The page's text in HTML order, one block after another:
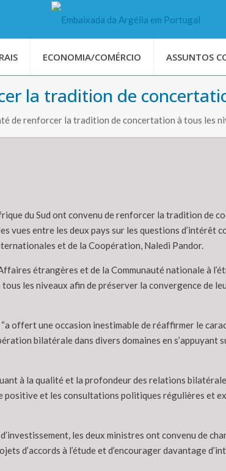
ECONOMIA/COMÉRCIO ASSUNTOS
la tradition de
de renforcer la tradition de concertation à tous les
du Sud ont convenu de renforcer la tradition
vues entre les deux pays sur les questions d’intérêt
et de la Coopération, Naledi Pandor.
étrangères et de la Communauté nationale à
les niveaux afin de préserver la convergence de
offert une occasion inestimable de réaffirmer le
bilatérale dans divers domaines en
à la qualité et la profondeur des relations
positive et les consultations politiques régulières et
les deux ministres ont convenu de
d’accords à l’étude et d’encourager davantage